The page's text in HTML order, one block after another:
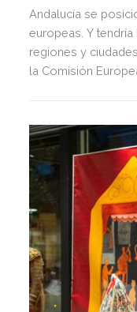
Andalucía se
europeas. Y tendría la interlocución oficial de todas las
regiones y
la Comisión